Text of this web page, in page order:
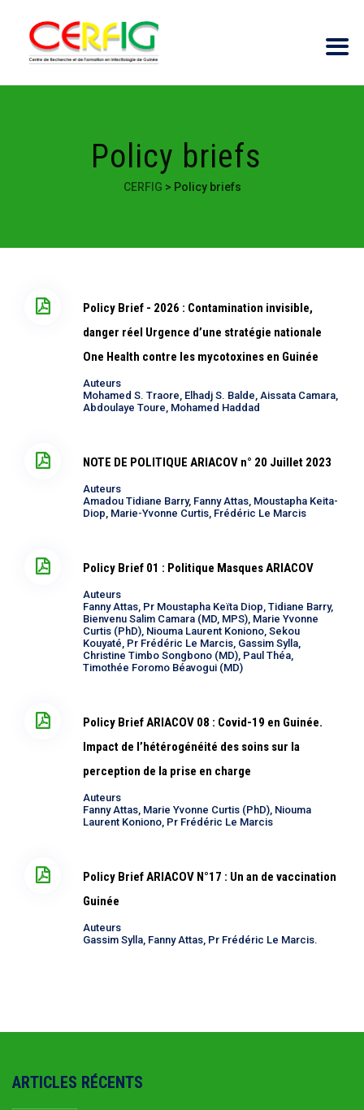
Policy briefs
CERFIG > Policy briefs
Policy Brief - 2026 : Contamination invisible,
danger réel Urgence d’une stratégie nationale
One Health contre les mycotoxines en Guinée
Auteurs
Mohamed S. Traore, Elhadj S. Balde, Aissata Camara,
Abdoulaye Toure, Mohamed Haddad
NOTE DE POLITIQUE ARIACOV n° 20 Juillet 2023
Auteurs
Amadou Tidiane Barry, Fanny Attas, Moustapha Keita-
Diop, Marie-Yvonne Curtis, Frédéric Le Marcis
Policy Brief 01 : Politique Masques ARIACOV
Auteurs
Fanny Attas, Pr Moustapha Keïta Diop, Tidiane Barry,
Bienvenu Salim Camara (MD, MPS), Marie Yvonne
Curtis (PhD), Niouma Laurent Koniono, Sekou
Kouyaté, Pr Frédéric Le Marcis, Gassim Sylla,
Christine Timbo Songbono (MD), Paul Théa,
Timothée Foromo Béavogui (MD)
Policy Brief ARIACOV 08 : Covid-19 en Guinée.
Impact de l’hétérogénéité des soins sur la
perception de la prise en charge
Auteurs
Fanny Attas, Marie Yvonne Curtis (PhD), Niouma
Laurent Koniono, Pr Frédéric Le Marcis
Policy Brief ARIACOV N°17 : Un an de vaccination
Guinée
Auteurs
Gassim Sylla, Fanny Attas, Pr Frédéric Le Marcis.
ARTICLES RÉCENTS